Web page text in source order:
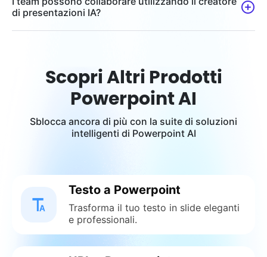
di presentazioni IA?
Scopri Altri Prodotti
Powerpoint AI
Sblocca ancora di più con la suite di soluzioni
intelligenti di Powerpoint AI
Testo a Powerpoint
Trasforma il tuo testo in slide eleganti
e professionali.